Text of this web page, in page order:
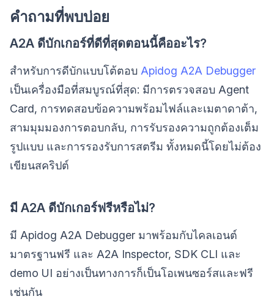
คำถามที่พบบ่อย
A2A ดีบักเกอร์ที่ดีที่สุดตอนนี้คืออะไร?
สำหรับการดีบักแบบโต้ตอบ Apidog A2A Debugger
เป็นเครื่องมือที่สมบูรณ์ที่สุด: มีการตรวจสอบ Agent
Card, การทดสอบข้อความพร้อมไฟล์และเมตาดาต้า,
สามมุมมองการตอบกลับ, การรับรองความถูกต้องเต็ม
รูปแบบ และการรองรับการสตรีม ทั้งหมดนี้โดยไม่ต้อง
เขียนสคริปต์
มี A2A ดีบักเกอร์ฟรีหรือไม่?
มี Apidog A2A Debugger มาพร้อมกับไคลเอนต์
มาตรฐานฟรี และ A2A Inspector, SDK CLI และ
demo UI อย่างเป็นทางการก็เป็นโอเพนซอร์สและฟรี
เช่นกัน